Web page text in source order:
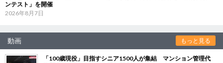
ンテスト」を開催
2026年8月7日
動画 もっと見る
「100歳現役」目指すシニア1500人が集結 マンション管理代